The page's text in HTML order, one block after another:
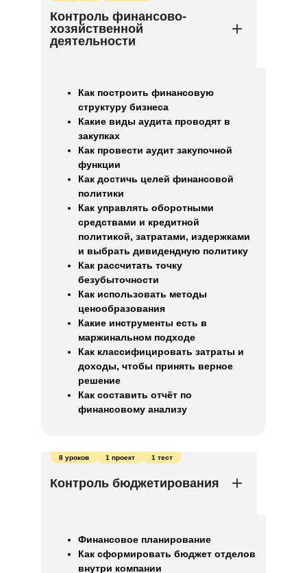
Контроль финансово-
хозяйственной
деятельности
Как построить финансовую
структуру бизнеса
Какие виды аудита проводят в
закупках
Как провести аудит закупочной
функции
Как достичь целей финансовой
политики
Как управлять оборотными
средствами и кредитной
политикой, затратами, издержками
и выбрать дивидендную политику
Как рассчитать точку
безубыточности
Как использовать методы
ценообразования
Какие инструменты есть в
маржинальном подходе
Как классифицировать затраты и
доходы, чтобы принять верное
решение
Как составить отчёт по
финансовому анализу
Контроль бюджетирования
8 уроков 1 проект 1 тест
Финансовое планирование
Как сформировать бюджет отделов
внутри компании